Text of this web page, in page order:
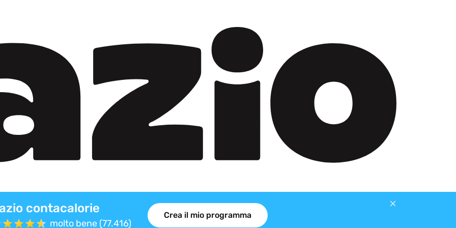
contacalorie
molto bene (77.416)
Crea il mio programma